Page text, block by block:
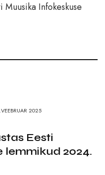
Muusika Infokeskuse
2025
Eesti
2024.